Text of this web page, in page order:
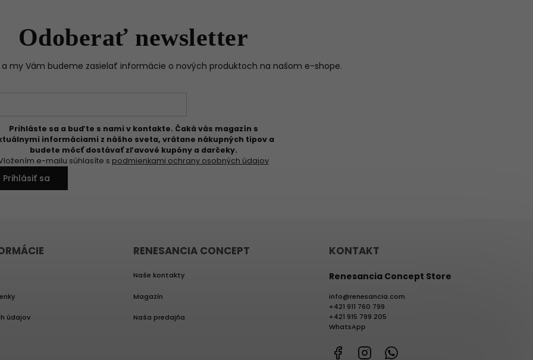
Odoberať newsletter
my Vám budeme zasielať informácie o nových produktoch na našom e-shope.
Prihláste sa a buďte s nami v kontakte. Čaká vás magazín s
informáciami z nášho sveta, vrátane nákupných tipov a
budete môcť dostávať zľavové kupóny a darčeky.
e-mailu súhlasíte s podmienkami ochrany osobných údajov
Prihlásiť sa
údajov
RENESANCIA CONCEPT
Naše kontakty
Magazín
Naša predajňa
KONTAKT
Renesancia Concept Store
info@renesancia.com
+421 911 760 799
+421 915 799 205
WhatsApp
FacebookInstagram